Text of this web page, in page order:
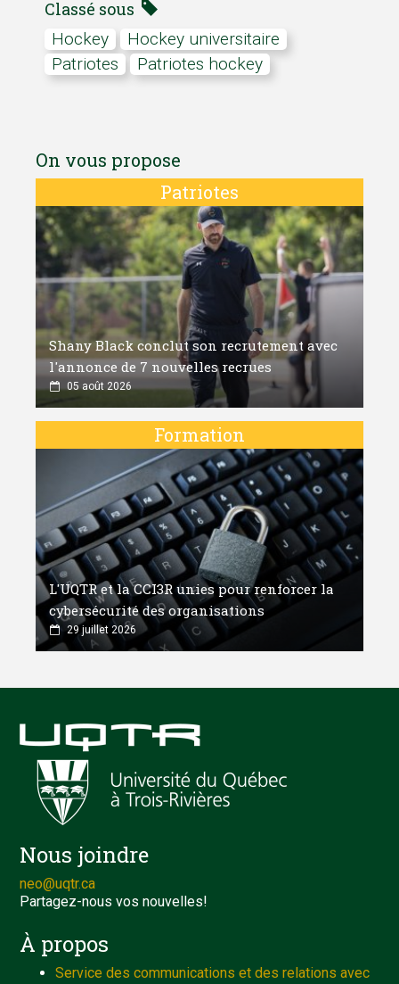
Classé sous
hockey
Hockey universitaire
Patriotes
Patriotes hockey
On vous propose
Patriotes
Shany Black conclut son recrutement avec
l'annonce de 7 nouvelles recrues
05 août 2026
Formation
L'UQTR et la CCI3R unies pour renforcer la
cybersécurité des organisations
29 juillet 2026
Nous joindre
neo@uqtr.ca
Partagez-nous vos nouvelles!
À propos
Service des communications et des relations avec